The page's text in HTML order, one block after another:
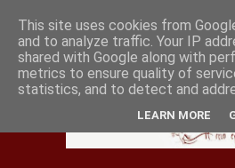
This site uses cookies from
and to analyze traffic. Your IP
shared with Google along with
metrics to ensure quality of
statistics, and to detect and
LEARN MORE